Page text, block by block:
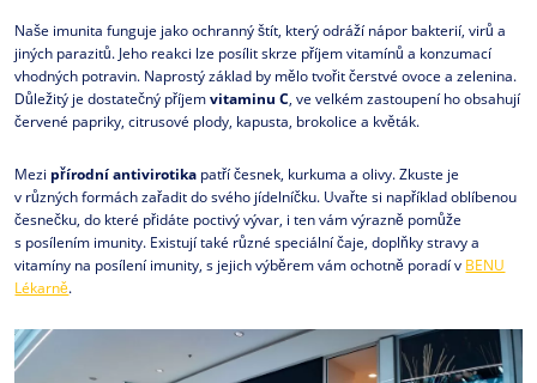
Naše imunita funguje jako ochranný štít, který odráží nápor bakterií, virů a
jiných parazitů. Jeho reakci lze posílit skrze příjem vitamínů a konzumací
vhodných potravin. Naprostý základ by mělo tvořit čerstvé ovoce a zelenina.
Důležitý je dostatečný příjemvitaminu C, ve velkém zastoupení ho obsahují
červené papriky, citrusové plody, kapusta, brokolice a květák.
Mezi přírodní antivirotika patří česnek, kurkuma a olivy. Zkuste je
v různých formách zařadit do svého jídelníčku. Uvařte si například oblíbenou
česnečku, do které přidáte poctivý vývar, i ten vám výrazně pomůže
s posílením imunity. Existují také různé speciální čaje, doplňky stravy a
vitamíny na posílení imunity, s jejich výběrem vám ochotně poradí v BENU
Lékarně.